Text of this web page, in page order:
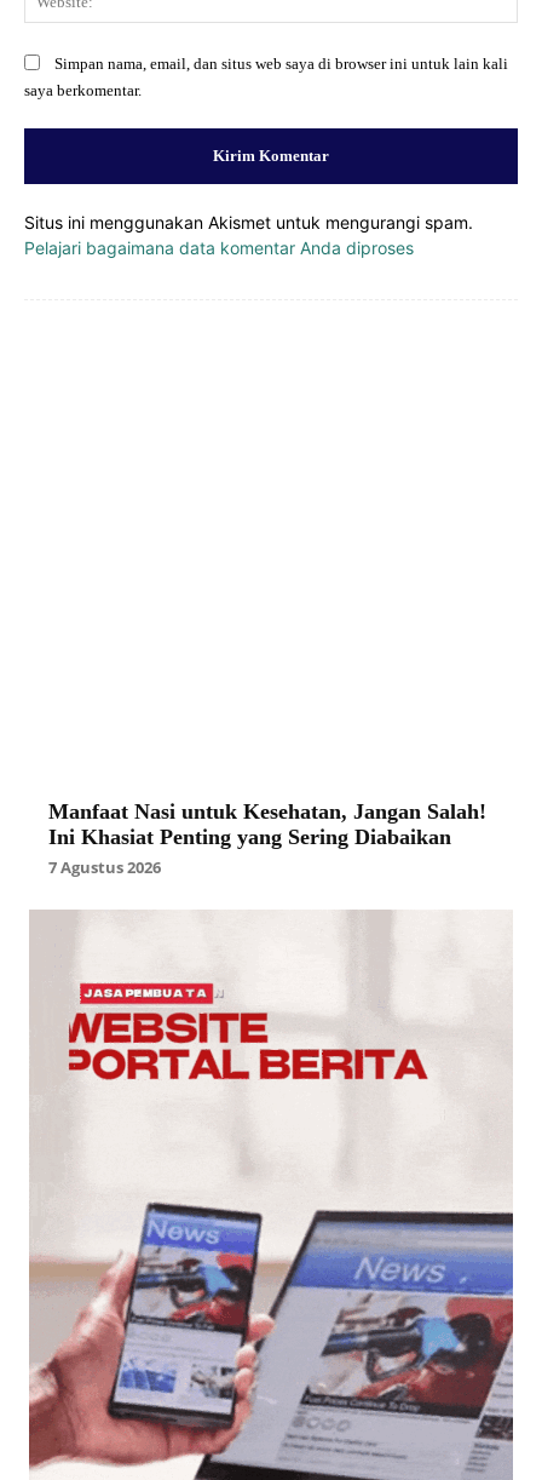
Simpan nama, email, dan situs web saya di browser ini untuk lain kali
saya berkomentar.
Situs ini menggunakan Akismet untuk mengurangi spam.
Pelajari bagaimana data komentar Anda diproses
Manfaat Nasi untuk Kesehatan, Jangan Salah!
Ini Khasiat Penting yang Sering Diabaikan
7 Agustus 2026